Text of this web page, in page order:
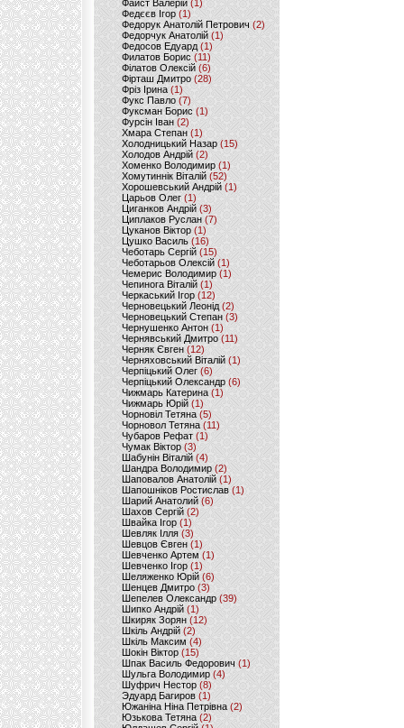
Файст Валерій(1)
Федєєв Ігор (1)
Федорук Анатолій Петрович (2)
Федорчук Анатолій (1)
Федосов Едуард (1)
Филатов Борис (11)
Філатов Олексій (6)
Фірташ Дмитро (28)
Фріз Ірина (1)
Фукс Павло (7)
Фуксман Борис (1)
Фурсін Іван (2)
Хмара Степан(1)
Холодницький Назар(15)
Холодов Андрій (2)
Хоменко Володимир (1)
Хомутиннік Віталій (52)
Хорошевський Андрій (1)
Царьов Олег (1)
Циганков Андрій (3)
Циплаков Руслан(7)
Цуканов Віктор (1)
Цушко Василь (16)
Чеботарь Сергій (15)
Чеботарьов Олексій (1)
Чемерис Володимир (1)
Чепинога Віталій (1)
Черкаський Ігор (12)
Черновецький Леонід(2)
Черновецький Степан (3)
Чернушенко Антон (1)
Чернявський Дмитро(11)
Черняк Євген(12)
Черняховський Віталій (1)
Черпіцький Олег (6)
Черпіцький Олександр (6)
Чижмарь Катерина (1)
Чижмарь Юрій (1)
Чорновіл Тетяна (5)
Чорновол Тетяна (11)
Чубаров Рефат (1)
Чумак Віктор(3)
Шабунін Віталій (4)
Шандра Володимир (2)
Шаповалов Анатолій(1)
Шапошніков Ростислав(1)
Шарий Анатолий(6)
Шахов Сергій(2)
Швайка Ігор (1)
Шевляк Ілля (3)
Шевцов Євген (1)
Шевченко Артем(1)
Шевченко Ігор(1)
Шеляженко Юрій (6)
Шенцев Дмитро (3)
Шепелев Олександр (39)
Шипко Андрій(1)
Шкиряк Зорян(12)
Шкіль Андрій(2)
Шкіль Максим (4)
Шокін Віктор (15)
Шпак Василь Федорович (1)
Шульга Володимир (4)
Шуфрич Нестор(8)
Эдуард Багиров (1)
Южаніна Ніна Петрівна (2)
Юзькова Тетяна(2)